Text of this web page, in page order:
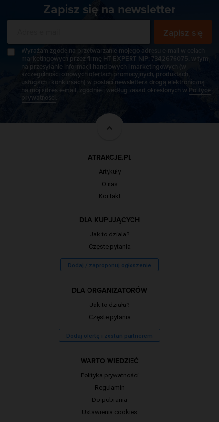
Zapisz się na newsletter
Zapisz się
Wyrażam zgodę na przetwarzanie mojego adresu e-mail w celach
marketingowych przez firmę HT EXPERT NIP: 7342676075, w tym
na przesyłanie informacji handlowych i marketingowych (w
szczególności o nowych ofertach promocyjnych, produktach,
usługach i konkursach) w postaci newslettera drogą elektroniczną
na mój adres e-mail, zgodnie i według zasad określonych w Polityce
prywatności.
ATRAKCJE.PL
Artykuły
O nas
Kontakt
DLA KUPUJĄCYCH
Jak to działa?
Częste pytania
Dodaj / zaproponuj ogłoszenie
DLA ORGANIZATORÓW
Jak to działa?
Częste pytania
Dodaj ofertę i zostań partnerem
WARTO WIEDZIEĆ
Polityka prywatności
Regulamin
Do pobrania
Ustawienia cookies